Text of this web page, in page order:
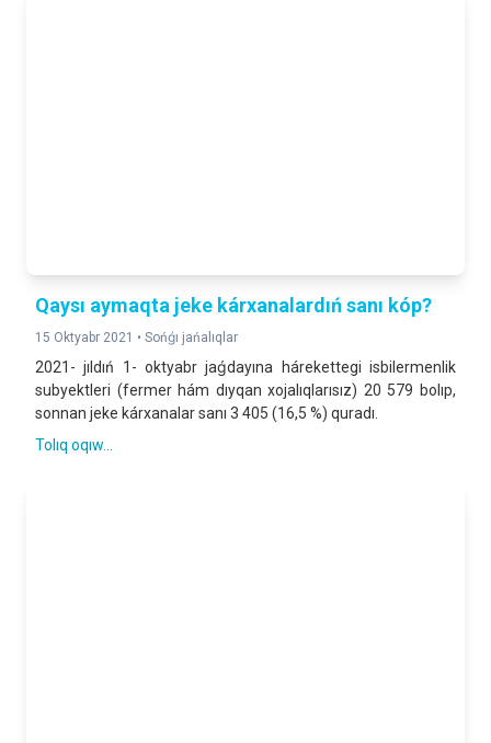
Qaysı aymaqta jeke kárxanalardıń sanı kóp?
15 Oktyabr 2021 • Sońǵı jańalıqlar
2021- jıldıń 1- oktyabr jaǵdayına hárekettegi isbilermenlik
subyektleri (fermer hám dıyqan xojalıqlarısız) 20 579 bolıp,
sonnan jeke kárxanalar sanı 3 405 (16,5 %) quradı.
Tolıq oqıw...